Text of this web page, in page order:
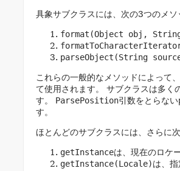
具象サブクラスには、次の3つのメソ
format(Object obj,
parseObject(String
これらの一般的なメソッドによって
て使用されます。
サブクラスは多く
す。
ParsePosition引数をとらない
す。
ほとんどのサブクラスには、さらに
getInstanceは、現在のロケ
getInstance(Locale)は、